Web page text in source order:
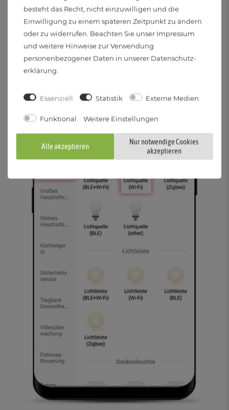
Nach der Registrierung sehen Sie folgendes Bild – Klicken
Sie auf "Ich habs" und dann oben rechts auf das Plus-
Symbol.
besteht das Recht, nicht einzuwilligen und die
Einwilligung zu einem späteren Zeitpunkt zu ändern
oder zu widerrufen. Beachten Sie unser Impressum
und weitere Hinweise zur Verwendung
personenbezogener Daten in unserer Daten­schutz­
erklärung
Essenziell Statistik Externe Medien
Funktional Weitere Einstellungen
Alle akzeptieren
Nur notwendige Cookies
akzeptieren